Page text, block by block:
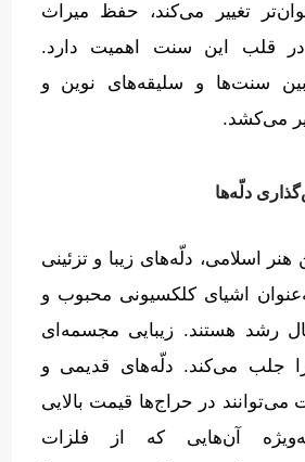
تغییر می‌کند، حفظ میراث
قلب این سنت اهمیت دارد.
بین سنت‌ها و سلیقه‌های نوین و
می‌کشد.
هنر اسلامی، دلّه‌های زیبا و تزئینی
اشیای کلکسیونی محبوب و
رشد هستند. زیبایی مجسمه‌ای
را جلب می‌کند. دلّه‌های قدیمی و
در حراج‌ها قیمت بالایی
آن‌هایی که از فلزات